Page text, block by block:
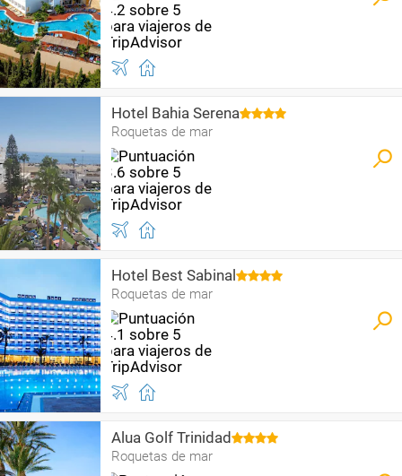
Hotel Bahia Serena
Roquetas de mar
Hotel Best Sabinal
Roquetas de mar
Alua Golf Trinidad
Roquetas de mar